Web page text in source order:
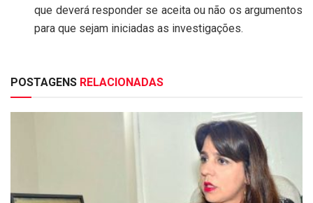
que deverá responder se aceita ou não os argumentos
para que sejam iniciadas as investigações.
POSTAGENS RELACIONADAS